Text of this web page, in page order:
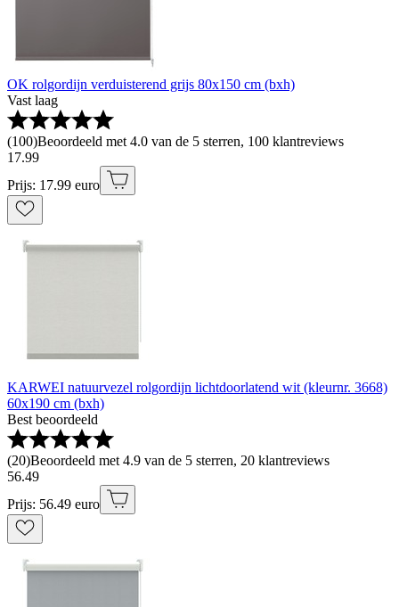
OK rolgordijn verduisterend grijs 80x150 cm (bxh)
Vast laag
(100)Beoordeeld met 4.0 van de 5 sterren, 100 klantreviews
17.99
Prijs: 17.99 euro
KARWEI natuurvezel rolgordijn lichtdoorlatend wit (kleurnr. 3668)
60x190 cm (bxh)
Best beoordeeld
(20)Beoordeeld met 4.9 van de 5 sterren, 20 klantreviews
56.49
Prijs: 56.49 euro